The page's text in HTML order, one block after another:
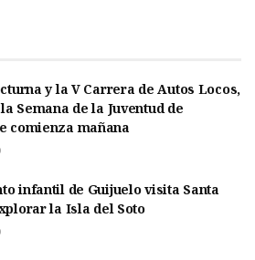
y la V Carrera de Autos Locos,
Semana de la Juventud de
comienza mañana
infantil de Guijuelo visita Santa
la Isla del Soto